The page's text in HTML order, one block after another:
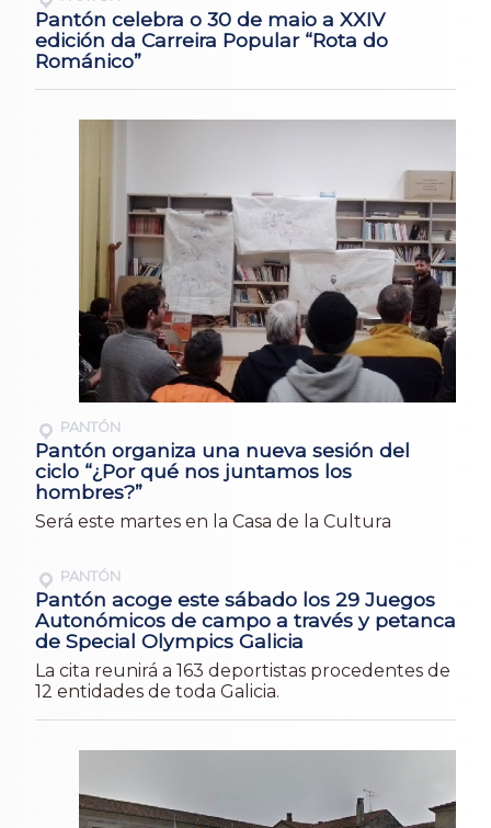
Pantón celebra o 30 de maio a XXIV
edición da Carreira Popular “Rota do
Románico”
PANTÓN
Pantón organiza una nueva sesión del
ciclo “¿Por qué nos juntamos los
hombres?”
Será este martes en la Casa de la Cultura
PANTÓN
Pantón acoge este sábado los 29 Juegos
Autonómicos de campo a través y petanca
de Special Olympics Galicia
La cita reunirá a 163 deportistas procedentes de
12 entidades de toda Galicia.